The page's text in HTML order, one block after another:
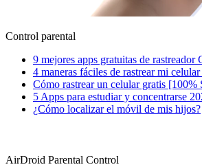
Control parental
9 mejores apps gratuitas de rastreador
4 maneras fáciles de rastrear mi
Cómo rastrear un celular gratis [100%
5 Apps para estudiar y concentrarse
¿Cómo localizar el móvil de mis hijos?
AirDroid Parental Control